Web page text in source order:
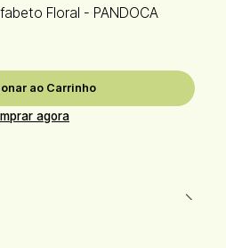
Floral - PANDOCA
ao Carrinho
agora